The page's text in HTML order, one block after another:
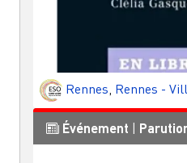
Rennes, Rennes -
Événement